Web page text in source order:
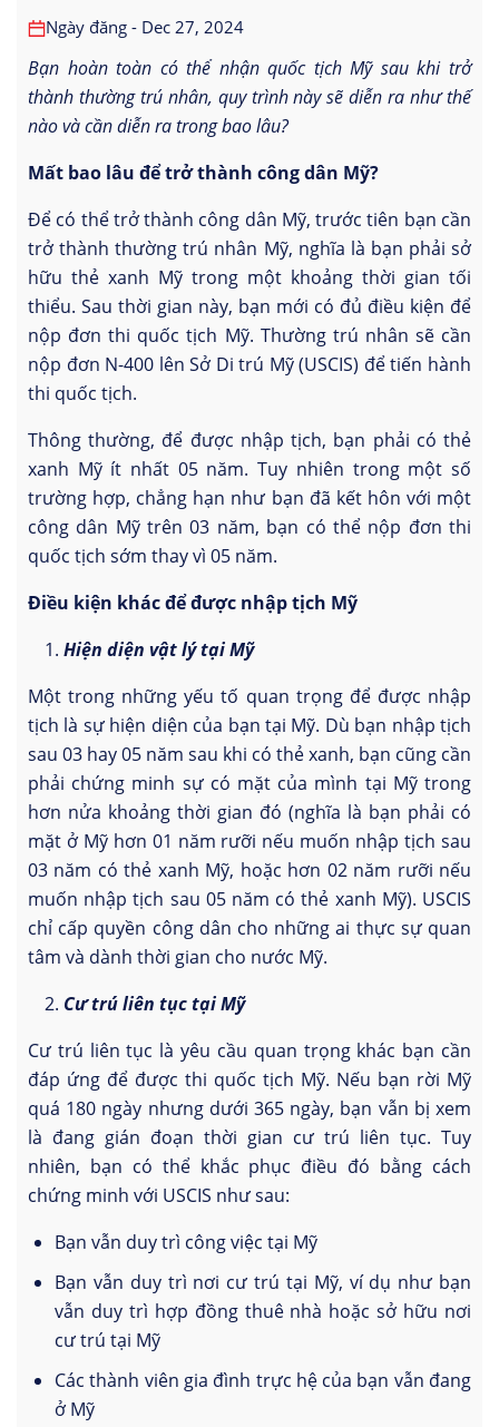
Ngày đăng - Dec 27, 2024
Bạn hoàn toàn có thể nhận quốc tịch Mỹ sau khi trở
thành thường trú nhân, quy trình này sẽ diễn ra như thế
nào và cần diễn ra trong bao lâu?
Mất bao lâu để trở thành công dân Mỹ?
Để có thể trở thành công dân Mỹ, trước tiên bạn cần
trở thành thường trú nhân Mỹ, nghĩa là bạn phải sở
hữu thẻ xanh Mỹ trong một khoảng thời gian tối
thiểu. Sau thời gian này, bạn mới có đủ điều kiện để
nộp đơn thi quốc tịch Mỹ. Thường trú nhân sẽ cần
nộp đơn N-400 lên Sở Di trú Mỹ (USCIS) để tiến hành
thi quốc tịch.
Thông thường, để được nhập tịch, bạn phải có thẻ
xanh Mỹ ít nhất 05 năm. Tuy nhiên trong một số
trường hợp, chẳng hạn như bạn đã kết hôn với một
công dân Mỹ trên 03 năm, bạn có thể nộp đơn thi
quốc tịch sớm thay vì 05 năm.
Điều kiện khác để được nhập tịch Mỹ
Hiện diện vật lý tại Mỹ
Một trong những yếu tố quan trọng để được nhập
tịch là sự hiện diện của bạn tại Mỹ. Dù bạn nhập tịch
sau 03 hay 05 năm sau khi có thẻ xanh, bạn cũng cần
phải chứng minh sự có mặt của mình tại Mỹ trong
hơn nửa khoảng thời gian đó (nghĩa là bạn phải có
mặt ở Mỹ hơn 01 năm rưỡi nếu muốn nhập tịch sau
03 năm có thẻ xanh Mỹ, hoặc hơn 02 năm rưỡi nếu
muốn nhập tịch sau 05 năm có thẻ xanh Mỹ). USCIS
chỉ cấp quyền công dân cho những ai thực sự quan
tâm và dành thời gian cho nước Mỹ.
Cư trú liên tục tại Mỹ
Cư trú liên tục là yêu cầu quan trọng khác bạn cần
đáp ứng để được thi quốc tịch Mỹ. Nếu bạn rời Mỹ
quá 180 ngày nhưng dưới 365 ngày, bạn vẫn bị xem
là đang gián đoạn thời gian cư trú liên tục. Tuy
nhiên, bạn có thể khắc phục điều đó bằng cách
chứng minh với USCIS như sau:
Bạn vẫn duy trì công việc tại Mỹ
Bạn vẫn duy trì nơi cư trú tại Mỹ, ví dụ như bạn
vẫn duy trì hợp đồng thuê nhà hoặc sở hữu nơi
cư trú tại Mỹ
Các thành viên gia đình trực hệ của bạn vẫn đang
ở Mỹ